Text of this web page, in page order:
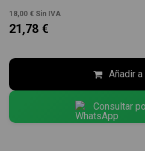
18,00 € Sin IVA
21,78 €
Añadir
Consultar